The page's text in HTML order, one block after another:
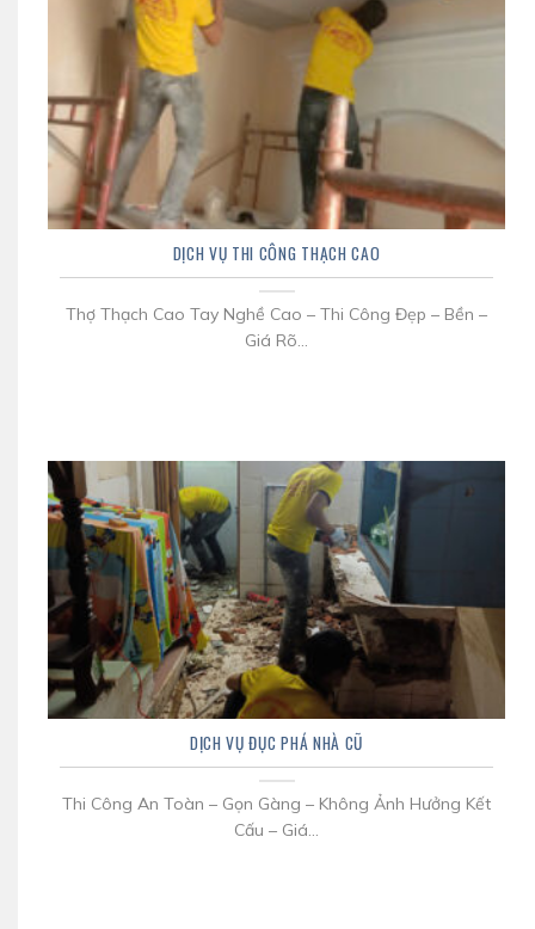
DỊCH VỤ THI CÔNG THẠCH CAO
Thợ Thạch Cao Tay Nghề Cao – Thi Công Đẹp – Bền –
Giá Rõ...
DỊCH VỤ ĐỤC PHÁ NHÀ CŨ
Thi Công An Toàn – Gọn Gàng – Không Ảnh Hưởng Kết
Cấu – Giá...